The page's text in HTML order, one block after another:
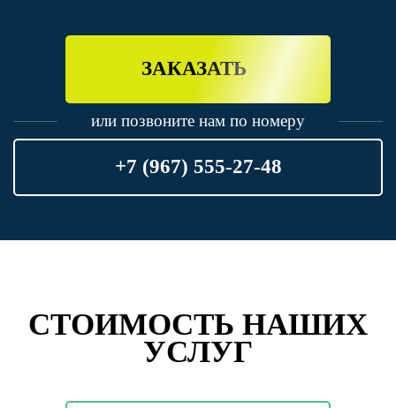
ЗАКАЗАТЬ
или позвоните нам по номеру
+7 (967) 555-27-48
СТОИМОСТЬ НАШИХ
УСЛУГ